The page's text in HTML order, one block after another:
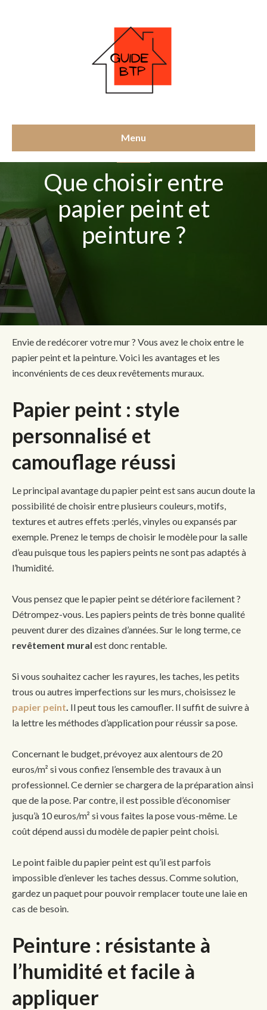
Menu
Que choisir entre
papier peint et
peinture ?
Envie de redécorer votre mur ? Vous avez le choix entre le
papier peint et la peinture. Voici les avantages et les
inconvénients de ces deux revêtements muraux.
Papier peint : style
personnalisé et
camouflage réussi
Le principal avantage du papier peint est sans aucun doute la
possibilité de choisir entre plusieurs couleurs, motifs,
textures et autres effets :perlés, vinyles ou expansés par
exemple. Prenez le temps de choisir le modèle pour la salle
d’eau puisque tous les papiers peints ne sont pas adaptés à
l’humidité.
Vous pensez que le papier peint se détériore facilement ?
Détrompez-vous. Les papiers peints de très bonne qualité
peuvent durer des dizaines d’années. Sur le long terme, ce
revêtement mural est donc rentable.
Si vous souhaitez cacher les rayures, les taches, les petits
trous ou autres imperfections sur les murs, choisissez le
papier peint Il peut tous les camoufler. Il suffit de suivre à
la lettre les méthodes d’application pour réussir sa pose.
Concernant le budget, prévoyez aux alentours de 20
euros/m² si vous confiez l’ensemble des travaux à un
professionnel. Ce dernier se chargera de la préparation ainsi
que de la pose. Par contre, il est possible d’économiser
jusqu’à 10 euros/m² si vous faites la pose vous-même. Le
coût dépend aussi du modèle de papier peint choisi.
Le point faible du papier peint est qu’il est parfois
impossible d’enlever les taches dessus. Comme solution,
gardez un paquet pour pouvoir remplacer toute une laie en
cas de besoin.
Peinture : résistante à
l’humidité et facile à
appliquer